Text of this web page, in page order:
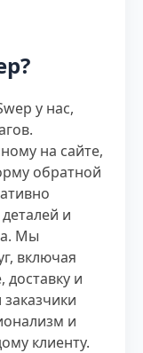
у нас,
на сайте,
обратной
и
Мы
включая
доставку и
и
клиенту.